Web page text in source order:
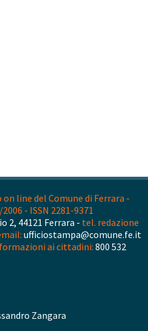
line del Comune di Ferrara -
- ISSN 2281-9371
2, 44121 Ferrara - tel. redazione
ufficiostampa@comune.fe.it
ai cittadini: 800 532
Zangara